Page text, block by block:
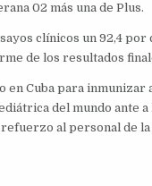
02 más una de Plus.
clínicos un 92,4
de los resultados
en Cuba para inmunizar
del mundo ante
al personal de la